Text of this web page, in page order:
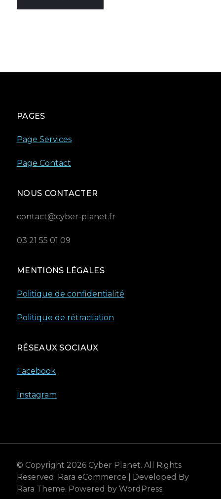
PAGES
Page Services
Page Contact
NOUS CONTACTER
contact@cyber-planet.fr
03 21 55 01 09
MENTIONS LÉGALES
Politique de confidentialité
Politique de rétractation
RÉSEAUX SOCIAUX
Facebook
Instagram
© Copyright 2026 Cyber Planet. All Rights
Reserved. Rara eCommerce | Developed By
Rara Theme. Powered by WordPress.